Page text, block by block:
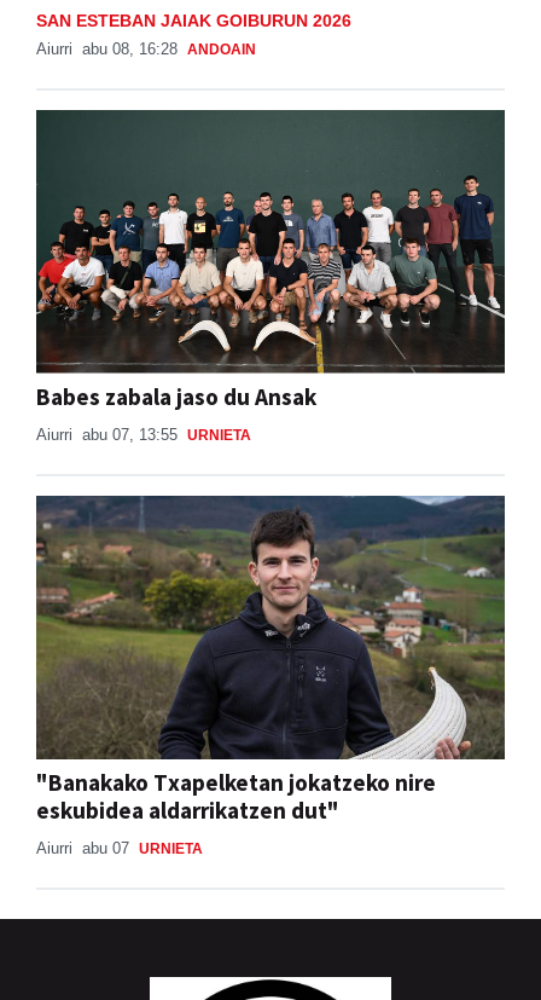
SAN ESTEBAN JAIAK GOIBURUN 2026
Aiurri abu 08, 16:28 ANDOAIN
Babes zabala jaso du Ansak
Aiurri abu 07, 13:55 URNIETA
"Banakako Txapelketan jokatzeko nire
eskubidea aldarrikatzen dut"
Aiurri abu 07 URNIETA